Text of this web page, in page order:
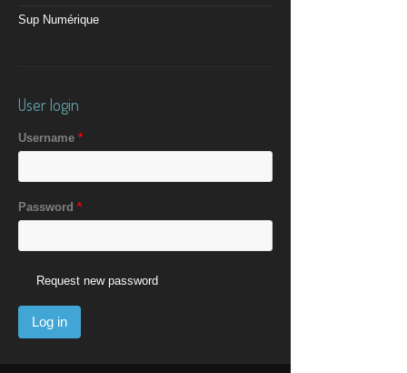
Sup Numérique
User login
Username *
Password *
Request new password